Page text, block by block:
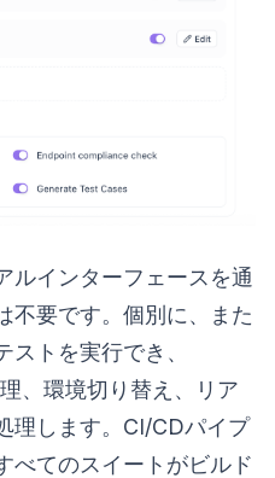
ルインターフェースを通
不要です。個別に、また
トを実行でき、
、環境切り替え、リア
理します。CI/CDパイプ
べてのスイートがビルド